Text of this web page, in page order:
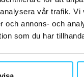
vår trafik. Vi
och annons- och
som du har
För att nå en
att komma
Lidköping
hållbara rutiner.
ingår i